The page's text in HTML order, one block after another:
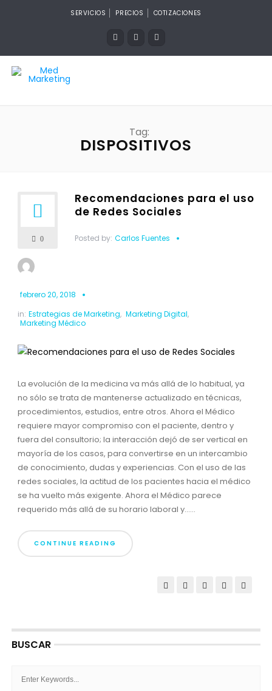
SERVICIOS PRECIOS COTIZACIONES
Tag:
DISPOSITIVOS
0
Recomendaciones para el uso
de Redes Sociales
Posted by: Carlos Fuentes
febrero 20, 2018
in: Estrategias de Marketing, Marketing Digital,
Marketing Médico
La evolución de la medicina va más allá de lo habitual, ya
no sólo se trata de mantenerse actualizado en técnicas,
procedimientos, estudios, entre otros. Ahora el Médico
requiere mayor compromiso con el paciente, dentro y
fuera del consultorio; la interacción dejó de ser vertical en
mayoría de los casos, para convertirse en un intercambio
de conocimiento, dudas y experiencias. Con el uso de las
redes sociales, la actitud de los pacientes hacia el médico
se ha vuelto más exigente. Ahora el Médico parece
requerido más allá de su horario laboral y......
CONTINUE READING
BUSCAR